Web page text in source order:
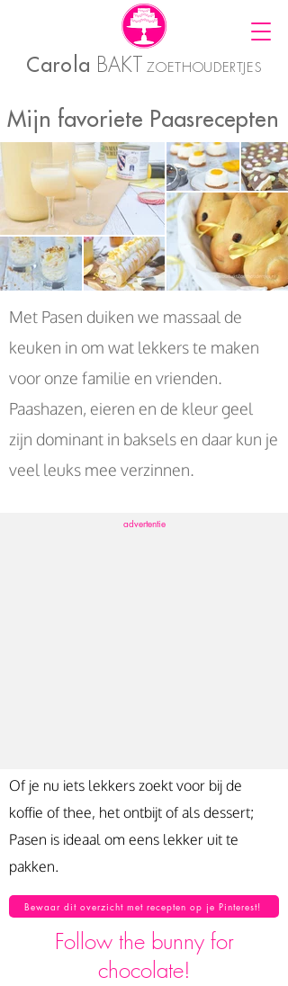
Carola BAKT ZOETHOUDERTJES
Mijn favoriete Paasrecepten
Met Pasen duiken we massaal de
keuken in om wat lekkers te maken
voor onze familie en vrienden.
Paashazen, eieren en de kleur geel
zijn dominant in baksels en daar kun je
veel leuks mee verzinnen.
advertentie
Of je nu iets lekkers zoekt voor bij de
koffie of thee, het ontbijt of als dessert;
Pasen is ideaal om eens lekker uit te
pakken.
Bewaar dit overzicht met recepten op je Pinterest!
Follow the bunny for
chocolate!